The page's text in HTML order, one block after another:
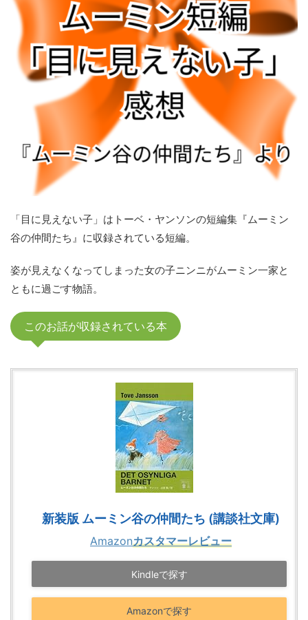
「目に見えない子」はトーベ・ヤンソンの短編集『ムーミン
谷の仲間たち』に収録されている短編。
姿が見えなくなってしまった女の子ニンニがムーミン一家と
ともに過ごす物語。
このお話が収録されている本
新装版 ムーミン谷の仲間たち (講談社文庫)
Amazonカスタマーレビュー
Kindleで探す
Amazonで探す